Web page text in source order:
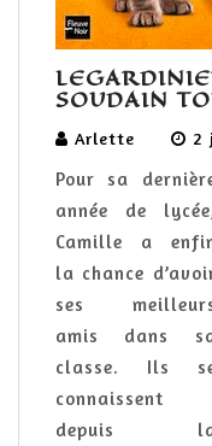
SOUDAIN
Arlette 2
Pour sa
année de
Camille a
la chance
ses
amis dans
classe. Ils
connaissent
depuis